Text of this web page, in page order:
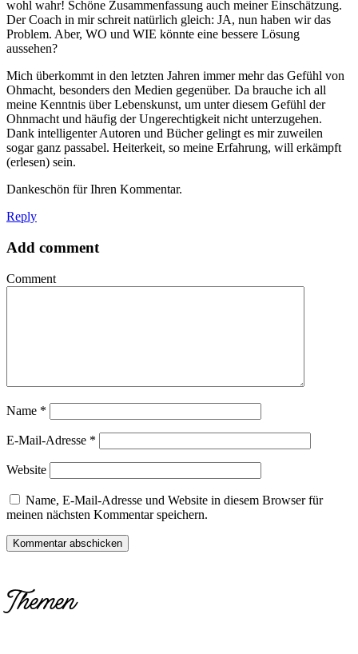
wohl wahr! Schöne Zusammenfassung auch meiner Einschätzung.
Der Coach in mir schreit natürlich gleich: JA, nun haben wir das
Problem. Aber, WO und WIE könnte eine bessere Lösung
aussehen?
Mich überkommt in den letzten Jahren immer mehr das Gefühl von
Ohmacht, besonders den Medien gegenüber. Da brauche ich all
meine Kenntnis über Lebenskunst, um unter diesem Gefühl der
Ohnmacht und häufig der Ungerechtigkeit nicht unterzugehen.
Dank intelligenter Autoren und Bücher gelingt es mir zuweilen
sogar ganz passabel. Heiterkeit, so meine Erfahrung, will erkämpft
(erlesen) sein.
Dankeschön für Ihren Kommentar.
Reply
Add comment
Comment
Name *
E-Mail-Adresse *
Website
Name, E-Mail-Adresse und Website in diesem Browser für
meinen nächsten Kommentar speichern.
Themen